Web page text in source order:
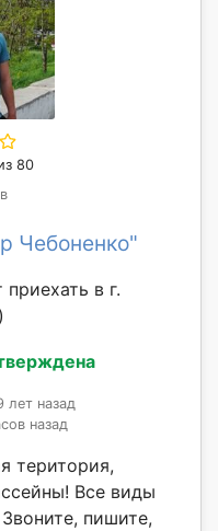
80
Чебоненко"
в г.
лет назад
назад
територия,
Все виды
пишите,